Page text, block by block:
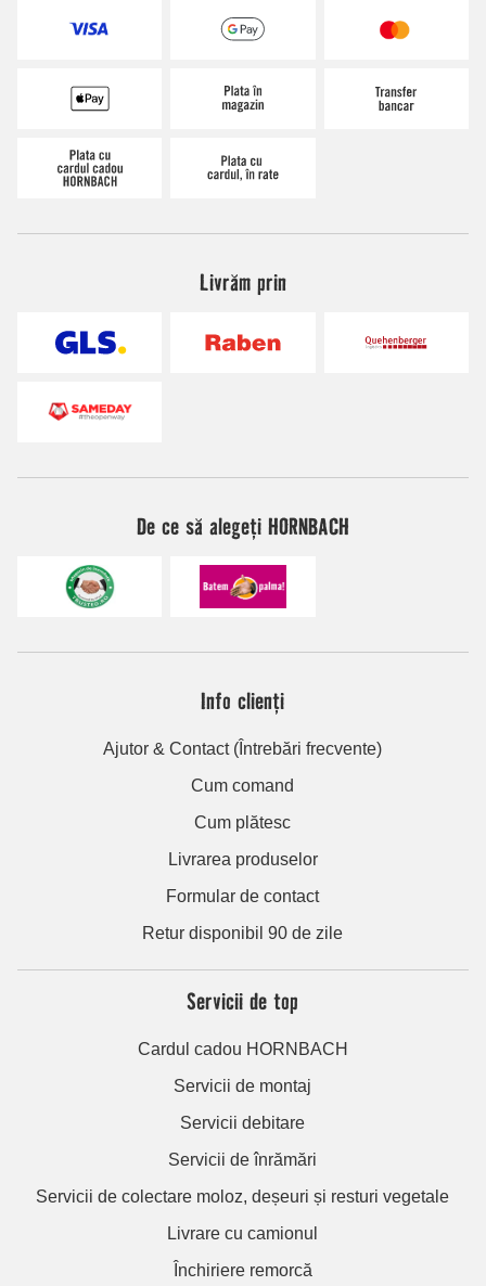
Livrăm prin
De ce să alegeți HORNBACH
Info clienți
Ajutor & Contact (Întrebări frecvente)
Cum comand
Cum plătesc
Livrarea produselor
Formular de contact
Retur disponibil 90 de zile
Servicii de top
Cardul cadou HORNBACH
Servicii de montaj
Servicii debitare
Servicii de înrămări
Servicii de colectare moloz, deșeuri și resturi vegetale
Livrare cu camionul
Închiriere remorcă